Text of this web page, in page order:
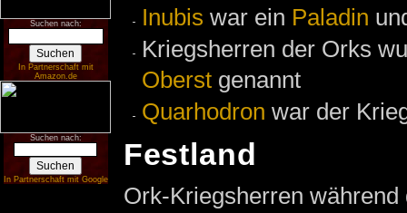
Suchen nach:
In Partnerschaft mit
Amazon.de
Suchen nach:
In Partnerschaft mit Google
Inubis war ein Paladin
Kriegsherren der Orks
Oberst genannt
Quarhodron war der
Festland
Ork-Kriegsherren